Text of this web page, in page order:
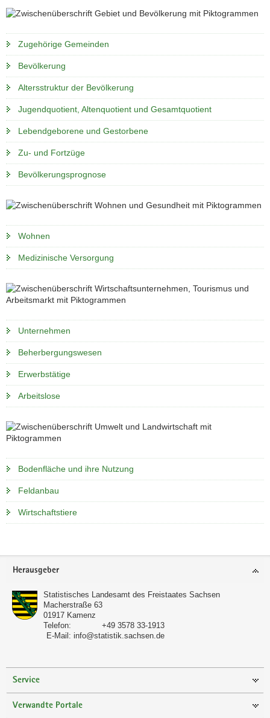
Zugehörige Gemeinden
Bevölkerung
Altersstruktur der Bevölkerung
Jugendquotient, Altenquotient und Gesamtquotient
Lebendgeborene und Gestorbene
Zu- und Fortzüge
Bevölkerungsprognose
Wohnen
Medizinische Versorgung
Unternehmen
Beherbergungswesen
Erwerbstätige
Arbeitslose
Bodenfläche und ihre Nutzung
Feldanbau
Wirtschaftstiere
Footer-
Herausgeber
Statistisches Landesamt des Freistaates Sachsen
Macherstraße 63
01917 Kamenz
Telefon:
+49 3578 33-1913
E-Mail: info@statistik.sachsen.de
Service
Verwandte Portale